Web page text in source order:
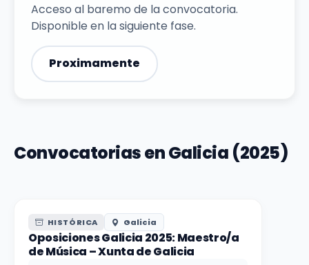
Acceso al baremo de la convocatoria.
Disponible en la siguiente fase.
Proximamente
Convocatorias en Galicia (2025)
HISTÓRICA Galicia
Oposiciones Galicia 2025: Maestro/a
de Música – Xunta de Galicia